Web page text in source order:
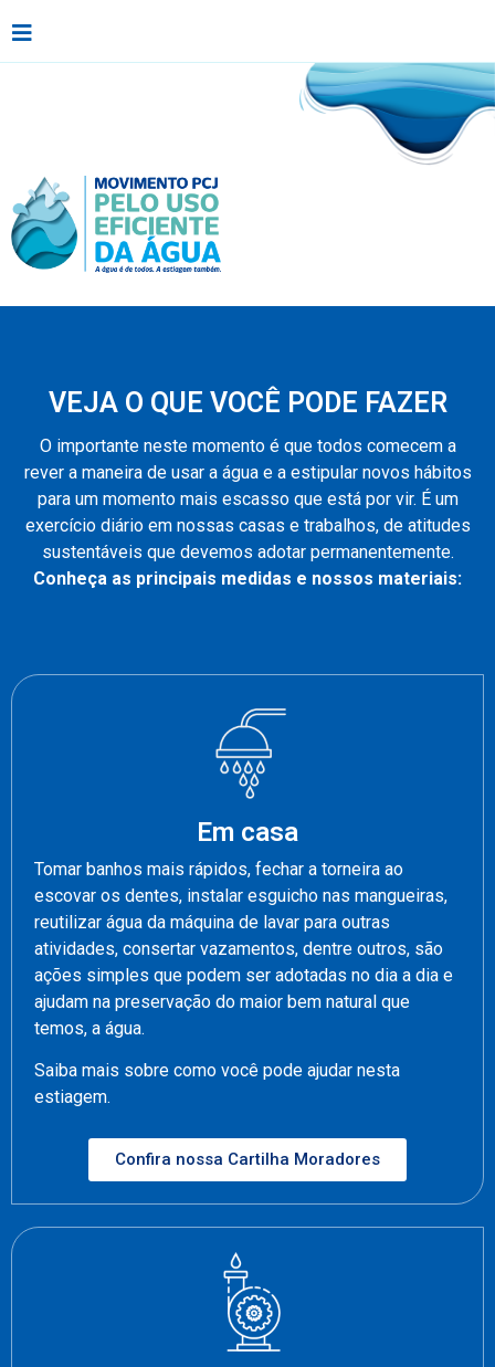
VEJA O QUE VOCÊ PODE FAZER
O importante neste momento é que todos comecem a
rever a maneira de usar a água e a estipular novos hábitos
para um momento mais escasso que está por vir. É um
exercício diário em nossas casas e trabalhos, de atitudes
sustentáveis que devemos adotar permanentemente.
Conheça as principais medidas e nossos materiais:
Em casa
Tomar banhos mais rápidos, fechar a torneira ao
escovar os dentes, instalar esguicho nas mangueiras,
reutilizar água da máquina de lavar para outras
atividades, consertar vazamentos, dentre outros, são
ações simples que podem ser adotadas no dia a dia e
ajudam na preservação do maior bem natural que
temos, a água.
Saiba mais sobre como você pode ajudar nesta
estiagem.
Confira nossa Cartilha Moradores